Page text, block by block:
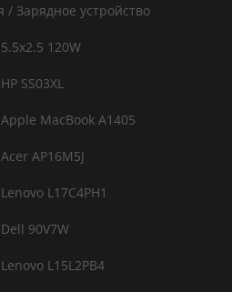
/ Зарядное устройство
120W
SS03XL
MacBook A1405
AP16M5J
L17C4PH1
90V7W
L15L2PB4